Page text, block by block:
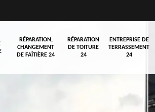
RÉPARATION,
CHANGEMENT
DE FAÎTIÈRE 24
RÉPARATION
DE TOITURE
24
ENTREPRISE DE
TERRASSEMENT
24